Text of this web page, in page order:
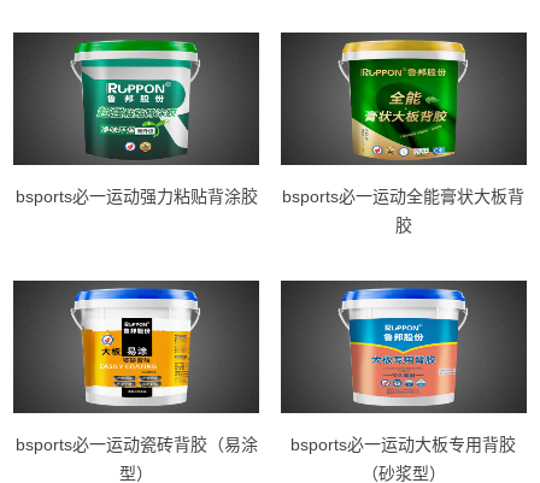
bsports必一运动强力粘贴背涂胶
bsports必一运动全能膏状大板背
胶
bsports必一运动瓷砖背胶（易涂
型）
bsports必一运动大板专用背胶
（砂浆型）